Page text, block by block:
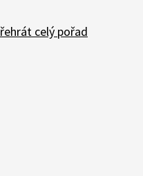
celý pořad